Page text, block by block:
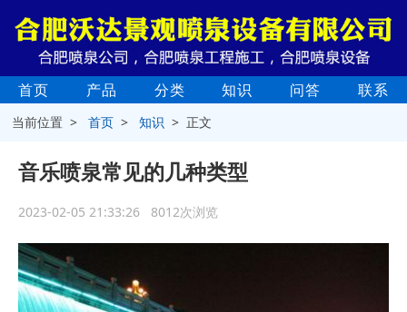
首页 产品 分类 知识 问答 联系
当前位置 >首页 >知识 > 正文
音乐喷泉常见的几种类型
2023-02-05 21:33:26 8012次浏览